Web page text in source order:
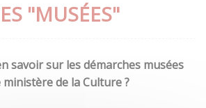
"MUSÉES"
savoir sur les démarches musées
de la Culture ?